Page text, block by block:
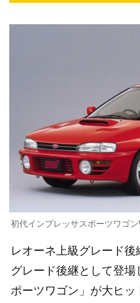
初代インプレッサスポーツワゴ
レオーネ上級グレード
グレード後継として登
ポーツワゴン」が大ヒッ